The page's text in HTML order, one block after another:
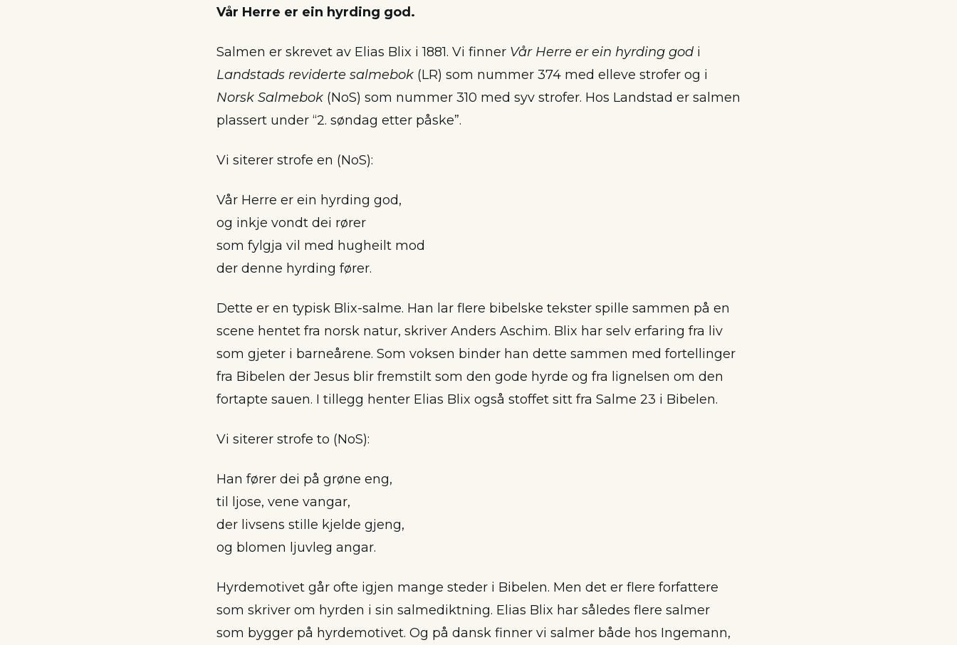
Vår Herre er ein hyrding god.
Salmen er skrevet av Elias Blix i 1881. Vi finner Vår Herre er ein hyrding god i
Landstads reviderte salmebok (LR) som nummer 374 med elleve strofer og i
Norsk Salmebok (NoS) som nummer 310 med syv strofer. Hos Landstad er salmen
plassert under “2. søndag etter påske”.
Vi siterer strofe en (NoS):
Vår Herre er ein hyrding god,
og inkje vondt dei rører
som fylgja vil med hugheilt mod
der denne hyrding fører.
Dette er en typisk Blix-salme. Han lar flere bibelske tekster spille sammen på en
scene hentet fra norsk natur, skriver Anders Aschim. Blix har selv erfaring fra liv
som gjeter i barneårene. Som voksen binder han dette sammen med fortellinger
fra Bibelen der Jesus blir fremstilt som den gode hyrde og fra lignelsen om den
fortapte sauen. I tillegg henter Elias Blix også stoffet sitt fra Salme 23 i Bibelen.
Vi siterer strofe to (NoS):
Han fører dei på grøne eng,
til ljose, vene vangar,
der livsens stille kjelde gjeng,
og blomen ljuvleg angar.
Hyrdemotivet går ofte igjen mange steder i Bibelen. Men det er flere forfattere
som skriver om hyrden i sin salmediktning. Elias Blix har således flere salmer
som bygger på hyrdemotivet. Og på dansk finner vi salmer både hos Ingemann,